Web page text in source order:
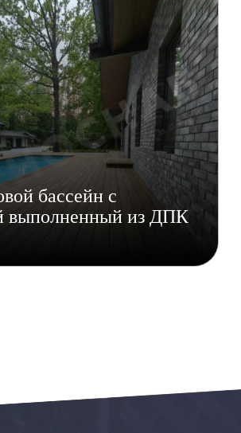
бассейн с
выполненный из ДПК